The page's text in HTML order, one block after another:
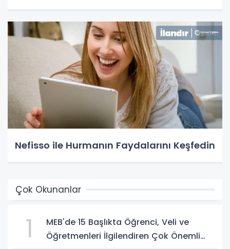
Nefisso ile Hurmanın Faydalarını Keşfedin
Çok Okunanlar
1
MEB'de 15 Başlıkta Öğrenci, Veli ve
Öğretmenleri İlgilendiren Çok Önemli